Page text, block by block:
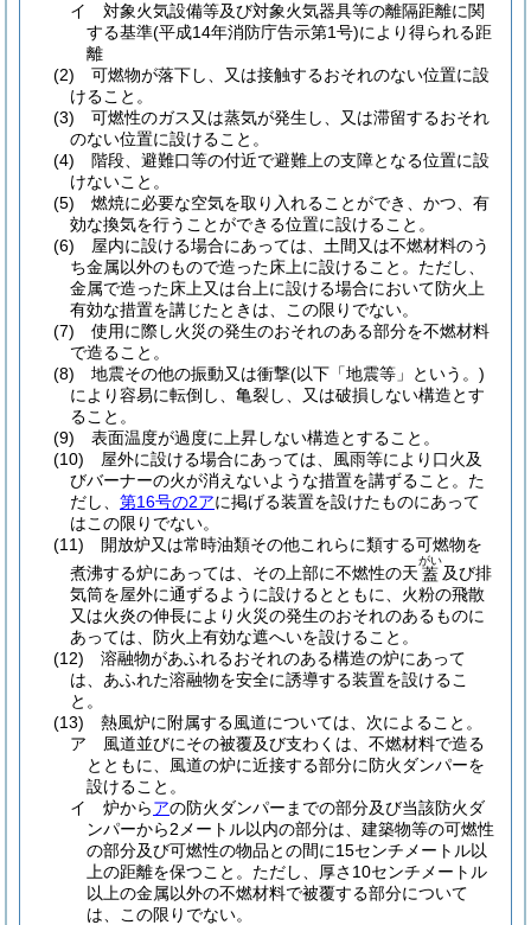
イ
対象火気設備等及び対象火気器具等の離隔距離に関
する基準(平成14年消防庁告示第1号)により得られる距
離
(2)
可燃物が落下し、又は接触するおそれのない位置に設
けること。
(3)
可燃性のガス又は蒸気が発生し、又は滞留するおそれ
のない位置に設けること。
(4)
階段、避難口等の付近で避難上の支障となる位置に設
けないこと。
(5)
燃焼に必要な空気を取り入れることができ、かつ、有
効な換気を行うことができる位置に設けること。
(6)
屋内に設ける場合にあっては、土間又は不燃材料のう
ち金属以外のもので造った床上に設けること。 ただし、
金属で造った床上又は台上に設ける場合において防火上
有効な措置を講じたときは、この限りでない。
(7)
使用に際し火災の発生のおそれのある部分を不燃材料
で造ること。
(8)
地震その他の振動又は衝撃(以下「地震等」という。)
により容易に転倒し、亀裂し、又は破損しない構造とす
ること。
(9)
表面温度が過度に上昇しない構造とすること。
(10)
屋外に設ける場合にあっては、風雨等により口火及
びバーナーの火が消えないような措置を講ずること。 た
だし、 第16号の2アに掲げる装置を設けたものにあって
はこの限りでない。
(11)
開放炉又は常時油類その他これらに類する可燃物を
煮沸する炉にあっては、その上部に不燃性の天 蓋
がい
及び排
気筒を屋外に通ずるように設けるとともに、火粉の飛散
又は火炎の伸長により火災の発生のおそれのあるものに
あっては、防火上有効な遮へいを設けること。
(12)
溶融物があふれるおそれのある構造の炉にあって
は、あふれた溶融物を安全に誘導する装置を設けるこ
と。
(13)
熱風炉に附属する風道については、次によること。
ア
風道並びにその被覆及び支わくは、不燃材料で造る
とともに、風道の炉に近接する部分に防火ダンパーを
設けること。
イ
炉からアの防火ダンパーまでの部分及び当該防火ダ
ンパーから2メートル以内の部分は、建築物等の可燃性
の部分及び可燃性の物品との間に15センチメートル以
上の距離を保つこと。 ただし、厚さ10センチメートル
以上の金属以外の不燃材料で被覆する部分について
は、この限りでない。